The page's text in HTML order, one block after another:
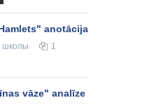
anotācija
школы 1
vāze" analīze